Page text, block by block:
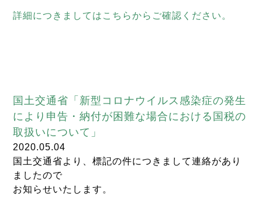
詳細につきましてはこちらからご確認ください。
国土交通省「新型コロナウイルス感染症の発生
により申告・納付が困難な場合における国税の
取扱いについて」
2020.05.04
国土交通省より、標記の件につきまして連絡があり
ましたので
お知らせいたします。